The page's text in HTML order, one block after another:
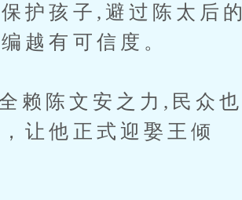
护孩子,避过陈太后的
越有可信度。
赖陈文安之力,民众也
让他正式迎娶王倾